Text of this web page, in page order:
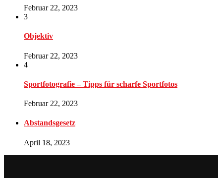
Februar 22, 2023
3
Objektiv
Februar 22, 2023
4
Sportfotografie – Tipps für scharfe Sportfotos
Februar 22, 2023
Abstandsgesetz
April 18, 2023